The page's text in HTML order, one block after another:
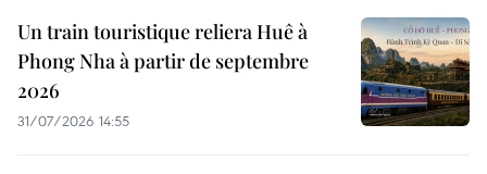
Un train touristique reliera Huê à
Phong Nha à partir de septembre
2026
31/07/2026 14:55